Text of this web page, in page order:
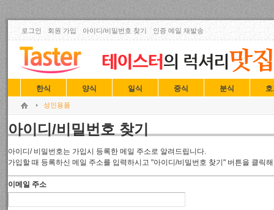
로그인 회원 가입 아이디/비밀번호 찾기 인증 메일 재발송
한식 양식 일식 중식 분식
성인용품
아이디/비밀번호 찾기
아이디/ 비밀번호는 가입시 등록한 메일 주소로 알려드립니다.
가입할 때 등록하신 메일 주소를 입력하시고 "아이디/비밀번호 찾기" 버튼을 클릭
이메일 주소